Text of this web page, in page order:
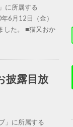
に所属する
6月12日（金）
した。 ■猫又おか
披露目放
」に所属する